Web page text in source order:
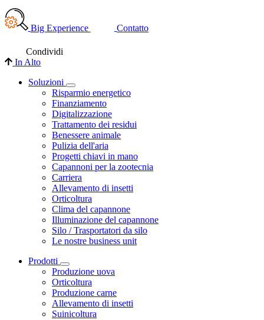
Big Experience Contatto
Condividi
In Alto
Soluzioni
Risparmio energetico
Finanziamento
Digitalizzazione
Trattamento dei residui
Benessere animale
Pulizia dell'aria
Progetti chiavi in mano
Capannoni per la zootecnia
Carriera
Allevamento di insetti
Orticoltura
Clima del capannone
Illuminazione del capannone
Silo / Trasportatori da silo
Le nostre business unit
Prodotti
Produzione uova
Orticoltura
Produzione carne
Allevamento di insetti
Suinicoltura